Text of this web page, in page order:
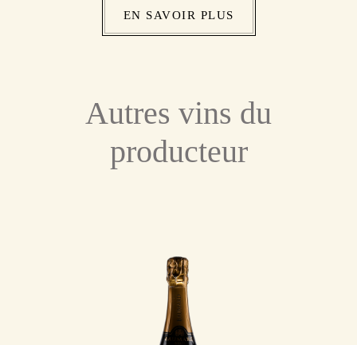
EN SAVOIR PLUS
Autres vins du
producteur